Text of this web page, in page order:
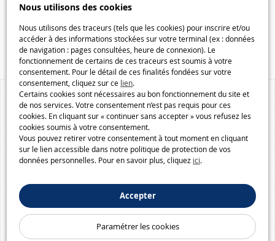
Nous utilisons des cookies
Nous utilisons des traceurs (tels que les cookies) pour inscrire et/ou
accéder à des informations stockées sur votre terminal (ex : données
de navigation : pages consultées, heure de connexion). Le
fonctionnement de certains de ces traceurs est soumis à votre
consentement. Pour le détail de ces finalités fondées sur votre
consentement, cliquez sur ce lien.
Certains cookies sont nécessaires au bon fonctionnement du site et
de nos services. Votre consentement n’est pas requis pour ces
cookies. En cliquant sur « continuer sans accepter » vous refusez les
cookies soumis à votre consentement.
Vous pouvez retirer votre consentement à tout moment en cliquant
sur le lien accessible dans notre politique de protection de vos
données personnelles. Pour en savoir plus, cliquez ici.
Accepter
Paramétrer les cookies
Galaxiespielzeug.be
Speelgoedmelkweg.be
Macway.com